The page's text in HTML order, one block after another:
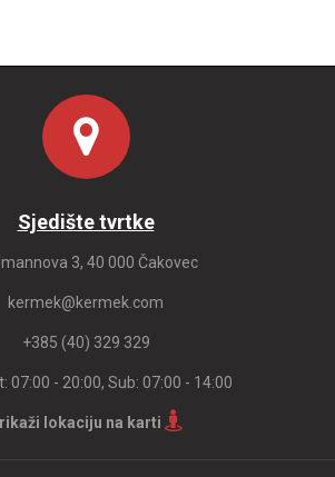
Sjedište tvrtke
3, 40 000 Čakovec
kermek@kermek.com
+385 (40) 329 329
07:00 - 20:00, Sub: 07:00 - 14:00
lokaciju na karti